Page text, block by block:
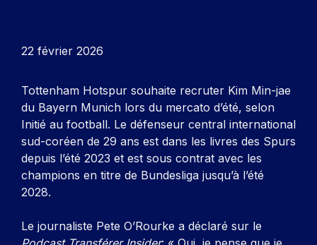
22 février 2026
Tottenham Hotspur souhaite recruter Kim Min-jae
du Bayern Munich lors du mercato d’été, selon
Initié au football. Le défenseur central international
sud-coréen de 29 ans est dans les livres des Spurs
depuis l’été 2023 et est sous contrat avec les
champions en titre de Bundesliga jusqu’à l’été
2028.
Le journaliste Pete O’Rourke a déclaré sur le